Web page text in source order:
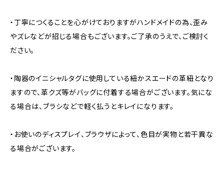
・丁寧につくることを心がけておりますがハンドメイドの為、歪み
やズレなどが招じる場合もございます。ご了承のうえで、ご検討く
ださい。
・陶器のイニシャルタグに使用している紐かスエードの革紐となり
ますので、革クズ等がバッグに付着する場合がございます。気にな
る場合は、ブラシなどで軽く払うとキレイになります。
・お使いのディスプレイ、ブラウザによって、色目が実物と若干異な
る場合がございます。